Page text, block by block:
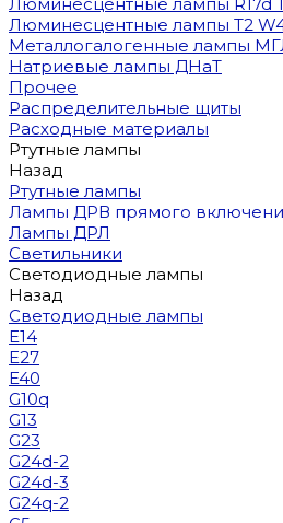
Люминесцентные лампы T2
Металлогалогенные лампы
Натриевые лампы ДНаТ
Прочее
Распределительные щиты
Расходные материалы
Ртутные лампы
Назад
Ртутные лампы
Лампы ДРВ прямого
Лампы ДРЛ
Светильники
Светодиодные лампы
Назад
Светодиодные лампы
E14
E27
E40
G10q
G13
G23
G24d-2
G24d-3
G24q-2